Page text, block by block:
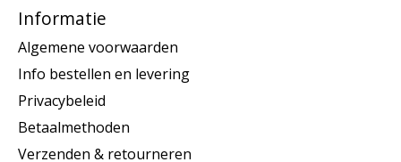
Informatie
Algemene voorwaarden
Info bestellen en levering
Privacybeleid
Betaalmethoden
Verzenden & retourneren